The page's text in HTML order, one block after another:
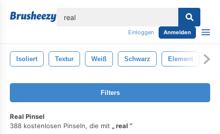
Einloggen Anmelden
Isoliert Textur Weiß Schwarz Element
Filters
Real Pinsel
388 kostenlosen Pinseln, die mit
real